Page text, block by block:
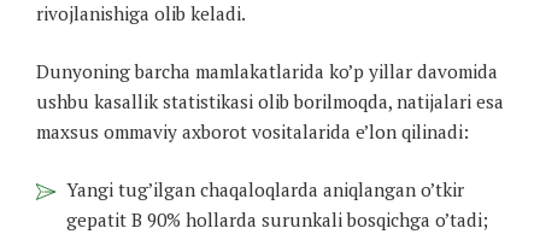
rivojlanishiga olib keladi.
Dunyoning barcha mamlakatlarida ko’p yillar davomida
ushbu kasallik statistikasi olib borilmoqda, natijalari esa
maxsus ommaviy axborot vositalarida e’lon qilinadi:
Yangi tug’ilgan chaqaloqlarda aniqlangan o’tkir
gepatit B 90% hollarda surunkali bosqichga o’tadi;